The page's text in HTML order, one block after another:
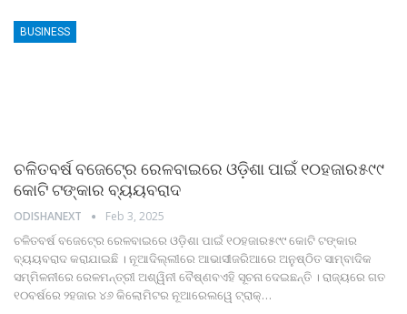
BUSINESS
ଚଳିତବର୍ଷ ବଜେଟ୍‍ରେ ରେଳବାଇରେ ଓଡ଼ିଶା ପାଇଁ ୧୦ହଜାର୫୯୯
କୋଟି ଟଙ୍କାର ବ୍ୟୟବରାଦ
ODISHANEXT Feb 3, 2025
ଚଳିତବର୍ଷ ବଜେଟ୍‍ରେ ରେଳବାଇରେ ଓଡ଼ିଶା ପାଇଁ ୧୦ହଜାର୫୯୯ କୋଟି ଟଙ୍କାର
ବ୍ୟୟବରାଦ କରାଯାଇଛି । ନୂଆଦିଲ୍ଲୀରେ ଆଭାସୀଜରିଆରେ ଅନୁଷ୍ଠିତ ସାମ୍ବାଦିକ
ସମ୍ମିଳନୀରେ ରେଳମନ୍ତ୍ରୀ ଅଶ୍ୱିନୀ ବୈଷ୍ଣବଏହି ସୂଚନା ଦେଇଛନ୍ତି । ରାଜ୍ୟରେ ଗତ
୧୦ବର୍ଷରେ ୨ହଜାର ୪୬ କିଲୋମିଟର ନୂଆରେଲୱେ ଟ୍ରାକ୍‍…